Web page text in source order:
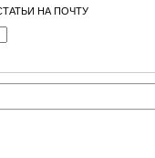
НА ПОЧТУ